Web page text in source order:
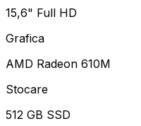
15,6" Full HD
Grafica
AMD Radeon 610M
Stocare
512 GB SSD